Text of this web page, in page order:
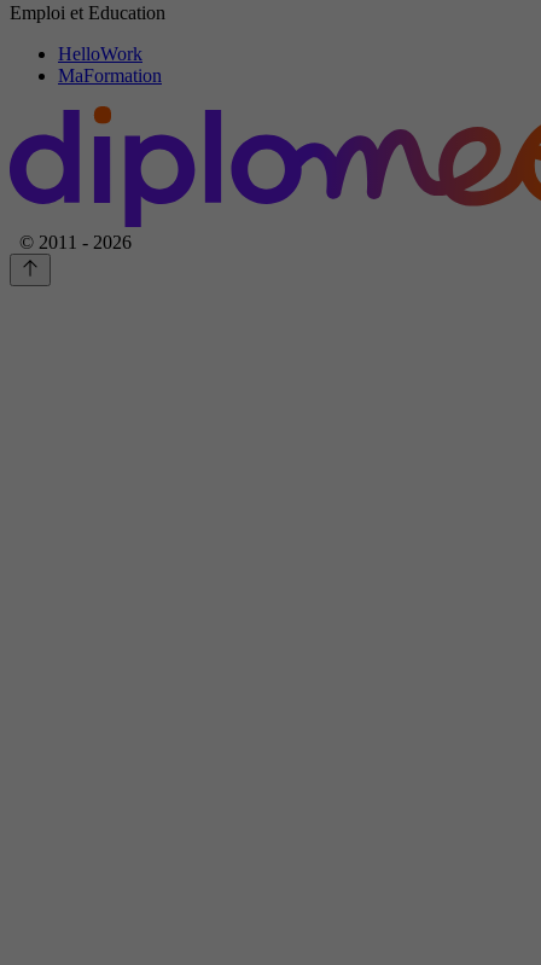
Emploi et Education
HelloWork
MaFormation
© 2011 - 2026